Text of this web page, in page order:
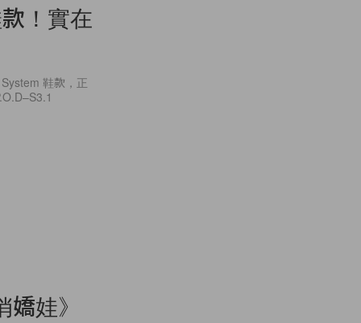
！實在
鞋款，正
娃》